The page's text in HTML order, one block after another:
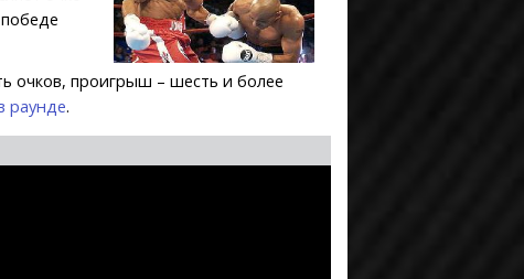
очков, проигрыш – шесть и более
раунде.